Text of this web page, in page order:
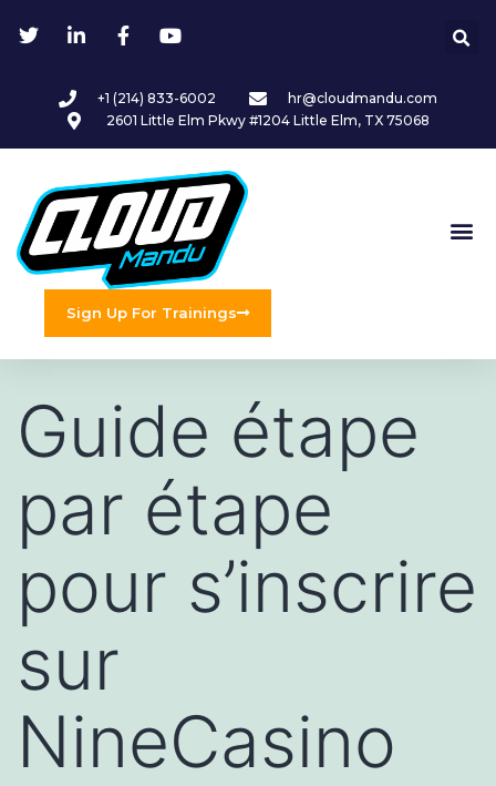
+1 (214) 833-6002
hr@cloudmandu.com
2601 Little Elm Pkwy #1204 Little Elm, TX 75068
Sign Up For Trainings
Guide étape
par étape
pour s’inscrire
sur
NineCasino